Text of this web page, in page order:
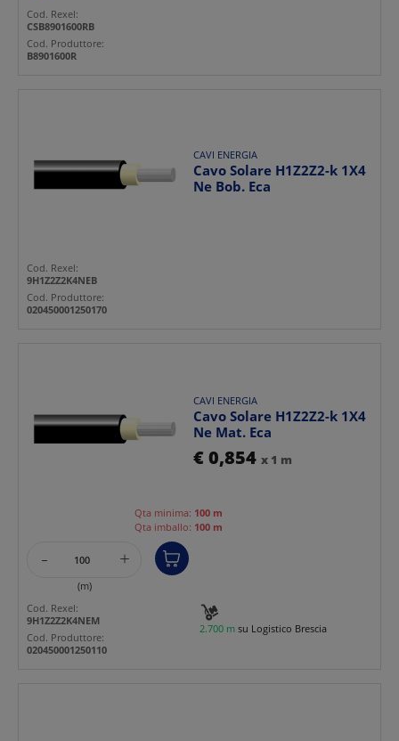
Cod. Rexel:
CSB8901600RB
Cod. Produttore:
B8901600R
CAVI ENERGIA
Cavo Solare H1Z2Z2-k 1X4
Ne Bob. Eca
Cod. Rexel:
9H1Z2Z2K4NEB
Cod. Produttore:
020450001250170
CAVI ENERGIA
Cavo Solare H1Z2Z2-k 1X4
Ne Mat. Eca
€ 0,854 x 1 m
Qta minima: 100 m
Qta imballo: 100 m
- +
(m)
2.700 m su Logistico Brescia
Cod. Rexel:
9H1Z2Z2K4NEM
Cod. Produttore:
020450001250110